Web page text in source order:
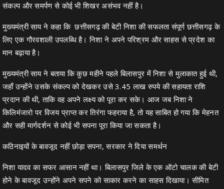
संकल्प और समर्पण से कोई भी शिखर असंभव नहीं है।
मुख्यमंत्री साय ने कहा कि छत्तीसगढ़ की बेटी निशा की सफलता संपूर्ण छत्तीसगढ़ के
लिए एक गौरवशाली उपलब्धि है। निशा ने अपने परिश्रम और साहस से प्रदेश का
मान बढ़ाया है।
मुख्यमंत्री साय ने बताया कि कुछ महीने पहले बिलासपुर में निशा से मुलाकात हुई थी,
जहाँ उन्होंने उसके संकल्प को देखकर उसे 3.45 लाख रुपये की सहायता राशि
प्रदान की थी, ताकि वह अपने लक्ष्य को पूरा कर सके। आज जब निशा ने
किलिमंजारो पर विजय प्राप्त कर तिरंगा फहराया है, तो यह साबित हो गया कि मेहनत
और सही मार्गदर्शन से कोई भी सपना पूरा किया जा सकता है।
कठिनाइयों के बावजूद नहीं छोड़ा सपना, सरकार ने दिया समर्थन
निशा यादव का सफर आसान नहीं था। बिलासपुर जिले के एक ऑटो चालक की बेटी
होने के बावजूद उन्होंने अपने सपने को साकार करने का साहस दिखाया। सीमित